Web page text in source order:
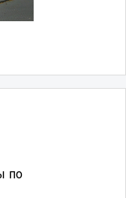
по